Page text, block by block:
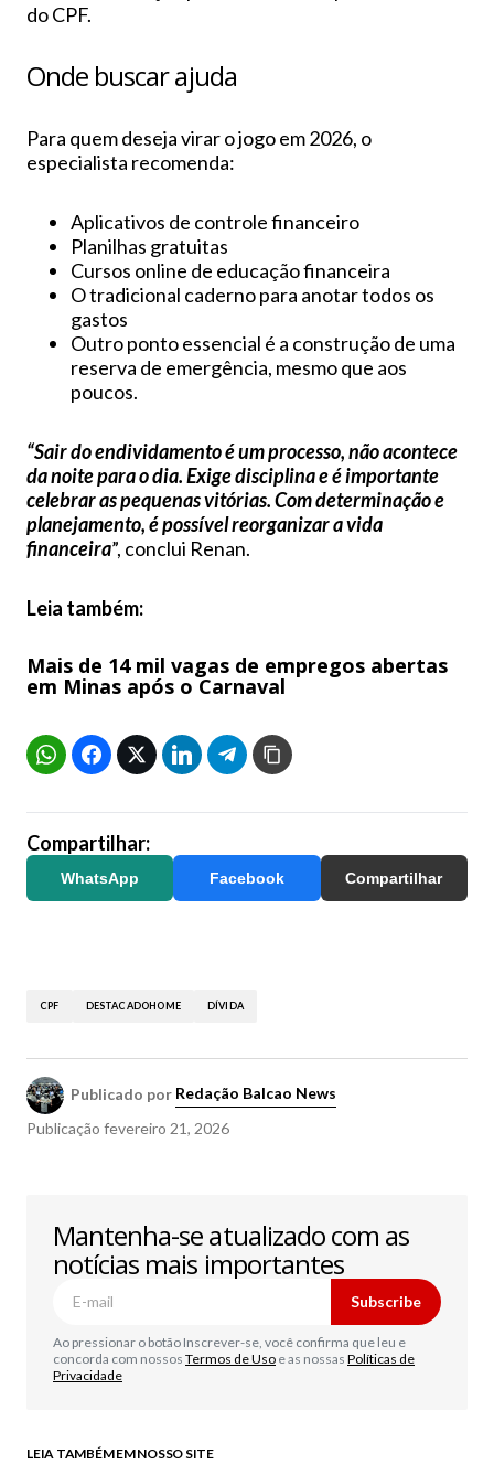
do CPF.
Onde buscar ajuda
Para quem deseja virar o jogo em 2026, o
especialista recomenda:
Aplicativos de controle financeiro
Planilhas gratuitas
Cursos online de educação financeira
O tradicional caderno para anotar todos os
gastos
Outro ponto essencial é a construção de uma
reserva de emergência, mesmo que aos
poucos.
“Sair do endividamento é um processo, não acontece
da noite para o dia. Exige disciplina e é importante
celebrar as pequenas vitórias. Com determinação e
planejamento, é possível reorganizar a vida
financeira”, conclui Renan.
Leia também:
Mais de 14 mil vagas de empregos abertas
em Minas após o Carnaval
Compartilhar:
WhatsApp Facebook Compartilhar
CPF DESTACADOHOME DÍVIDA
Publicado por Redação Balcao News
Publicação fevereiro 21, 2026
Mantenha-se atualizado com as
notícias mais importantes
Subscribe
Ao pressionar o botão Inscrever-se, você confirma que leu e
concorda com nossos Termos de Uso e as nossas Políticas de
Privacidade
LEIA TAMBÉM EM NOSSO SITE